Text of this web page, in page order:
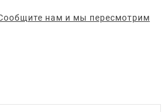
нам и мы пересмотрим